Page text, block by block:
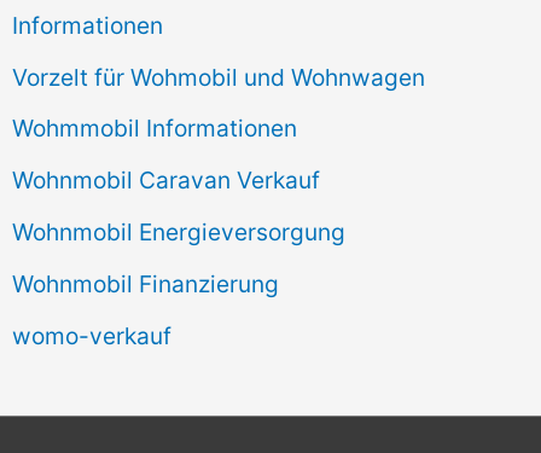
Informationen
Vorzelt für Wohmobil und Wohnwagen
Wohmmobil Informationen
Wohnmobil Caravan Verkauf
Wohnmobil Energieversorgung
Wohnmobil Finanzierung
womo-verkauf